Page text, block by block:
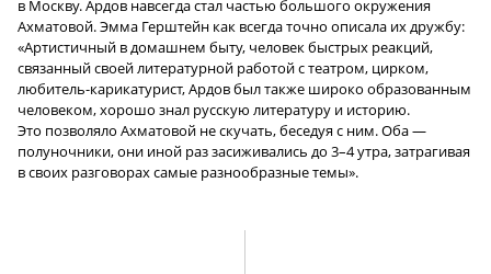
в Москву. Ардов навсегда стал частью большого окружения
Ахматовой. Эмма Герштейн как всегда точно описала их дружбу:
«Артистичный в домашнем быту, человек быстрых реакций,
связанный своей литературной работой с театром, цирком,
любитель-карикатурист, Ардов был также широко образованным
человеком, хорошо знал русскую литературу и историю.
Это позволяло Ахматовой не скучать, беседуя с ним. Оба —
полуночники, они иной раз засиживались до 3–4утра, затрагивая
в своих разговорах самые разнообразные темы».